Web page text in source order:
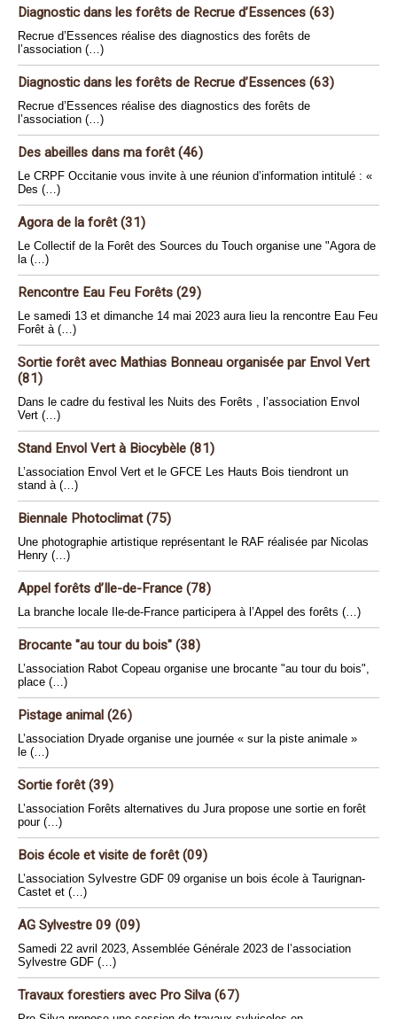
Diagnostic dans les forêts de Recrue d’Essences (63)
Recrue d’Essences réalise des diagnostics des forêts de
l’association (…)
Diagnostic dans les forêts de Recrue d’Essences (63)
Recrue d’Essences réalise des diagnostics des forêts de
l’association (…)
Des abeilles dans ma forêt (46)
Le CRPF Occitanie vous invite à une réunion d’information intitulé : «
Des (…)
Agora de la forêt (31)
Le Collectif de la Forêt des Sources du Touch organise une "Agora de
la (…)
Rencontre Eau Feu Forêts (29)
Le samedi 13 et dimanche 14 mai 2023 aura lieu la rencontre Eau Feu
Forêt à (…)
Sortie forêt avec Mathias Bonneau organisée par Envol Vert
(81)
Dans le cadre du festival les Nuits des Forêts , l’association Envol
Vert (…)
Stand Envol Vert à Biocybèle (81)
L’association Envol Vert et le GFCE Les Hauts Bois tiendront un
stand à (…)
Biennale Photoclimat (75)
Une photographie artistique représentant le RAF réalisée par Nicolas
Henry (…)
Appel forêts d’Ile-de-France (78)
La branche locale Ile-de-France participera à l’Appel des forêts (…)
Brocante "au tour du bois" (38)
L’association Rabot Copeau organise une brocante "au tour du bois",
place (…)
Pistage animal (26)
L’association Dryade organise une journée « sur la piste animale »
le (…)
Sortie forêt (39)
L’association Forêts alternatives du Jura propose une sortie en forêt
pour (…)
Bois école et visite de forêt (09)
L’association Sylvestre GDF 09 organise un bois école à Taurignan-
Castet et (…)
AG Sylvestre 09 (09)
Samedi 22 avril 2023, Assemblée Générale 2023 de l’association
Sylvestre GDF (…)
Travaux forestiers avec Pro Silva (67)